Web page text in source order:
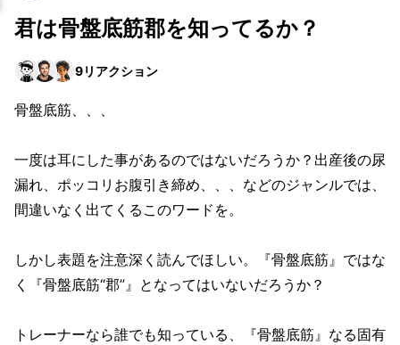
君は骨盤底筋郡を知ってるか？
9リアクション
骨盤底筋、、、
一度は耳にした事があるのではないだろうか？出産後の尿
漏れ、ポッコリお腹引き締め、、、などのジャンルでは、
間違いなく出てくるこのワードを。
しかし表題を注意深く読んでほしい。『骨盤底筋』ではな
く『骨盤底筋“郡”』となってはいないだろうか？
トレーナーなら誰でも知っている、『骨盤底筋』なる固有